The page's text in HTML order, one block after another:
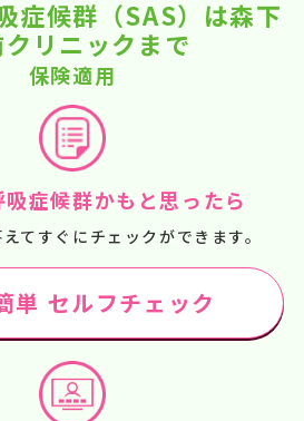
症候群（SAS）は森下
リニックまで
保険適用
症候群かもと思ったら
てすぐにチェックができます。
単 セルフチェック